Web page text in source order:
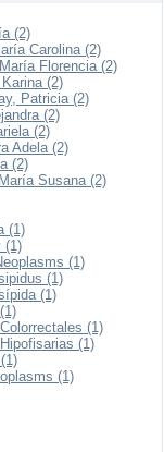
(2)
Carolina (2)
Florencia (2)
(2)
Patricia (2)
(2)
(2)
Adela (2)
(2)
Susana (2)
(1)
(1)
(1)
(1)
(1)
(1)
(1)
(1)